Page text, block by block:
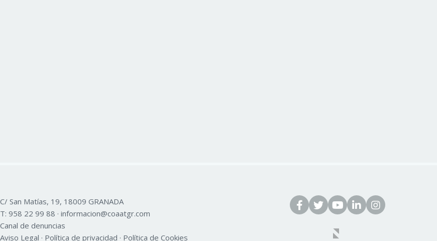
C/ San Matías, 19, 18009 GRANADA
T: 958 22 99 88 · informacion@coaatgr.com
Canal de denuncias
Aviso Legal · Política de privacidad · Política de Cookies